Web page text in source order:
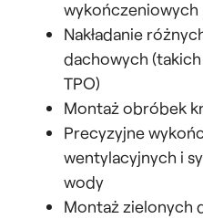
wykończeniowych
Nakładanie
dachowych
TPO)
Montaż obróbek
Precyzyjne
wentylacyjnych i
wody
Montaż zielonych